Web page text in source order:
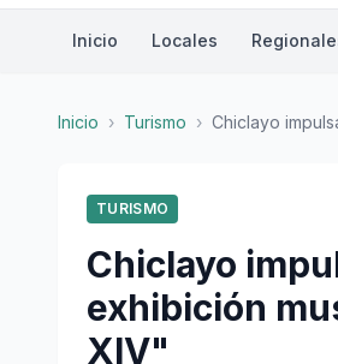
Inicio Locales
Inicio › Turismo › Chiclayo
TURISMO
Chiclayo
exhibición
XIV"